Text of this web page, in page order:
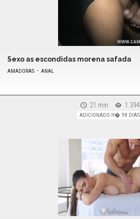
Sexo as escondidas morena safada
AMADORAS - ANAL
21 min 1 394
ADICIONADO H� 98 DIAS